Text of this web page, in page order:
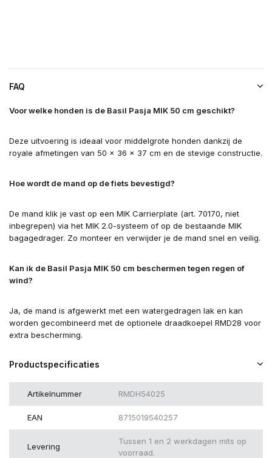
FAQ
Voor welke honden is de Basil Pasja MIK 50 cm geschikt?
Deze uitvoering is ideaal voor middelgrote honden dankzij de
royale afmetingen van 50 × 36 × 37 cm en de stevige constructie.
Hoe wordt de mand op de fiets bevestigd?
De mand klik je vast op een MIK Carrierplate (art. 70170, niet
inbegrepen) via het MIK 2.0-systeem of op de bestaande MIK
bagagedrager. Zo monteer en verwijder je de mand snel en veilig.
Kan ik de Basil Pasja MIK 50 cm beschermen tegen regen of
wind?
Ja, de mand is afgewerkt met een watergedragen lak en kan
worden gecombineerd met de optionele draadkoepel RMD28 voor
extra bescherming.
Productspecificaties
Artikelnummer RMDH54025
EAN 8715019540257
Levering
Tussen 1 en 2 werkdagen mits op
voorraad.